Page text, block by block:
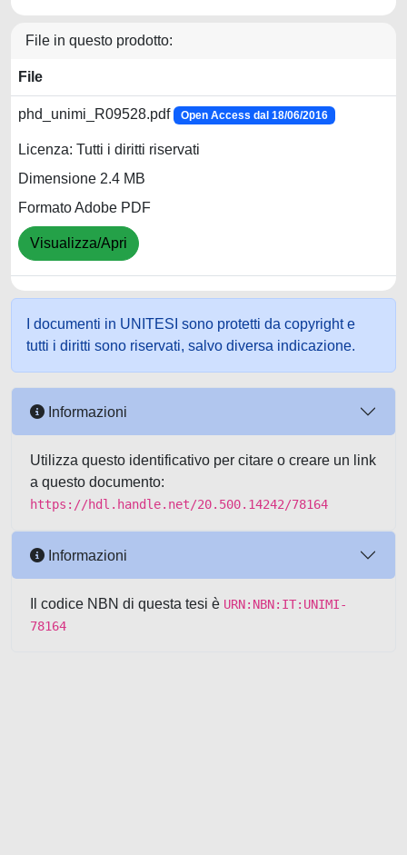
File in questo prodotto:
File
phd_unimi_R09528.pdf Open Access dal 18/06/2016
Licenza: Tutti i diritti riservati
Dimensione 2.4 MB
Formato Adobe PDF
Visualizza/Apri
I documenti in UNITESI sono protetti da copyright e
tutti i diritti sono riservati, salvo diversa indicazione.
Informazioni
Utilizza questo identificativo per citare o creare un link
a questo documento:
https://hdl.handle.net/20.500.14242/78164
Informazioni
Il codice NBN di questa tesi è URN:NBN:IT:UNIMI-
78164